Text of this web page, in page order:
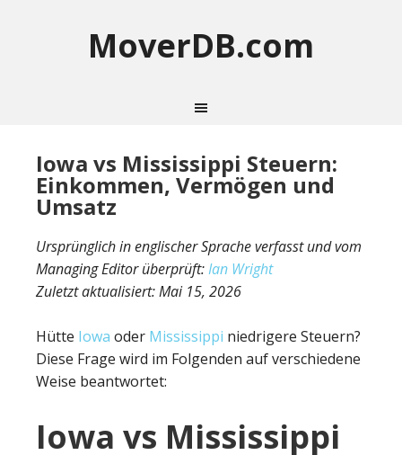
MoverDB.com
Iowa vs Mississippi Steuern:
Einkommen, Vermögen und
Umsatz
Ursprünglich in englischer Sprache verfasst und vom
Managing Editor überprüft:Ian Wright
Zuletzt aktualisiert:Mai 15, 2026
Hütte Iowa oder Mississippi niedrigere Steuern?
Diese Frage wird im Folgenden auf verschiedene
Weise beantwortet:
Iowa vs Mississippi